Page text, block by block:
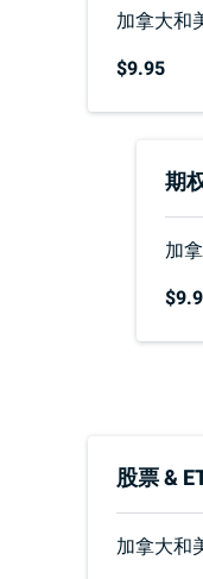
加拿大和
$9.95
期
加
股票 &
加拿大和